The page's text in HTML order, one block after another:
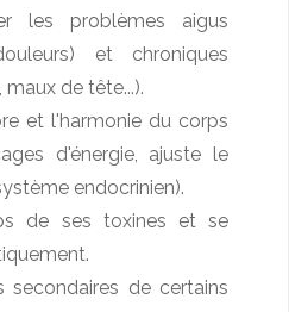
les problèmes aigus
et chroniques
de tête...).
et l'harmonie du corps
d'énergie, ajuste le
endocrinien).
de ses toxines et se
secondaires de certains